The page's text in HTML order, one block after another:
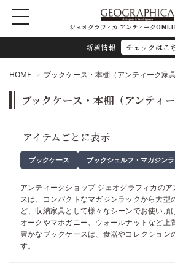
新着情報 チェックはこ
ジェオグラフィカ アンティーク
HOME ブックケース・本棚（アンティーク家具
ブックケース・本棚（アンティー
アイテムごとに表示
ブックケース ブックシェルフ・マガジン
アンティークショップ ジェオグラフィカの
スは、コンパクトなマガジンラックから大型
ど、収納家具として様々なシーンでお使い頂
オークやマホガニー、ウォールナットなど上
豊かなブックケースは、食器やコレクション
す。